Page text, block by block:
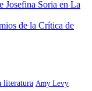
Josefina Soria en La
de la Crítica de
literatura Amy Levy